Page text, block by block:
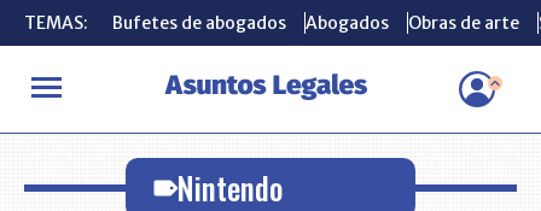
TEMAS: Bufetes de abogados Abogados Obras de arte
INICIO Nintendo
TEMAS: Bufetes de abogados Abogados Obras de arte
Nintendo